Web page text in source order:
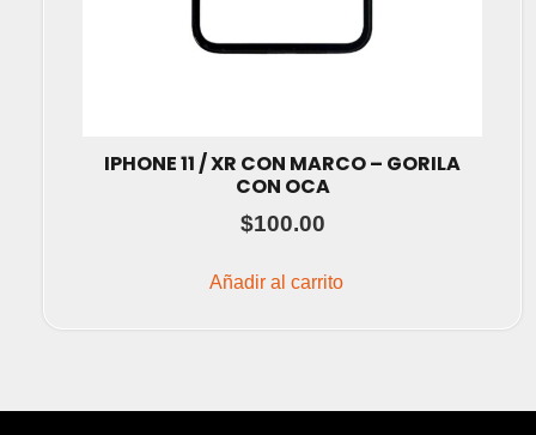
IPHONE 11 / XR CON MARCO – GORILA
CON OCA
$100.00
Añadir al carrito